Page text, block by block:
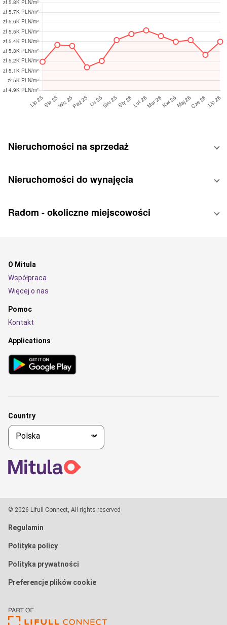
Nieruchomości na sprzedaż
Nieruchomości do wynajęcia
Radom - okoliczne miejscowości
O Mitula
Współpraca
Więcej o nas
Pomoc
Kontakt
Applications
Country
© 2026 Lifull Connect, All rights reserved
Regulamin
Polityka policy
Polityka prywatności
Preferencje plików cookie